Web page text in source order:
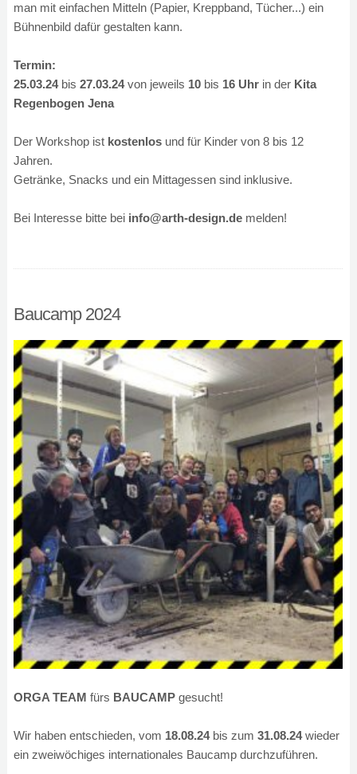
man mit einfachen Mitteln (Papier, Kreppband, Tücher...) ein
Bühnenbild dafür gestalten kann.
Termin:
25.03.24bis 27.03.24von jeweils 10 bis 16 Uhr in der Kita
Regenbogen Jena
Der Workshop ist kostenlos und für Kinder von 8 bis 12
Jahren.
Getränke, Snacks und ein Mittagessen sind inklusive.
Bei Interesse bitte bei info@arth-design.de melden!
Baucamp 2024
ORGA TEAM fürs BAUCAMP gesucht!
Wir haben entschieden, vom 18.08.24 bis zum 31.08.24wieder
ein zweiwöchiges internationales Baucamp durchzuführen.